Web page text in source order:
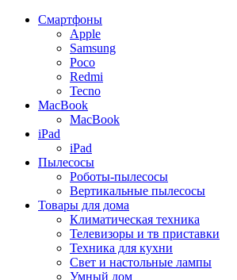
Смартфоны
Apple
Samsung
Poco
Redmi
Tecno
MacBook
MacBook
iPad
iPad
Пылесосы
Роботы-пылесосы
Вертикальные пылесосы
Товары для дома
Климатическая техника
Телевизоры и тв приставки
Техника для кухни
Свет и настольные лампы
Умный дом